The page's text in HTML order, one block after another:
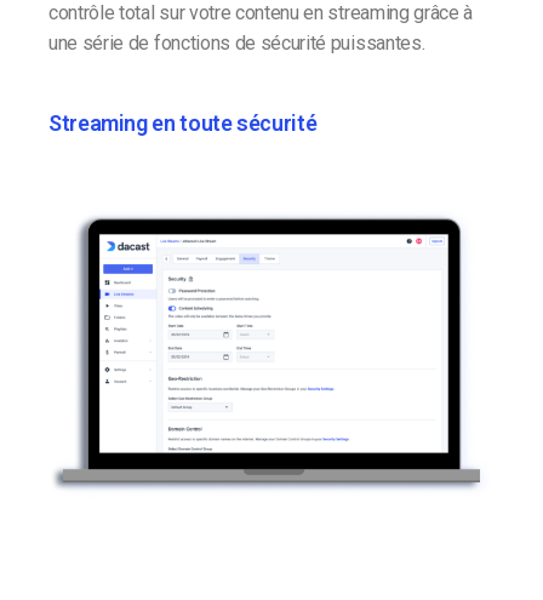
contrôle total sur votre contenu en streaming grâce à
une série de fonctions de sécurité puissantes.
Streaming en toute sécurité